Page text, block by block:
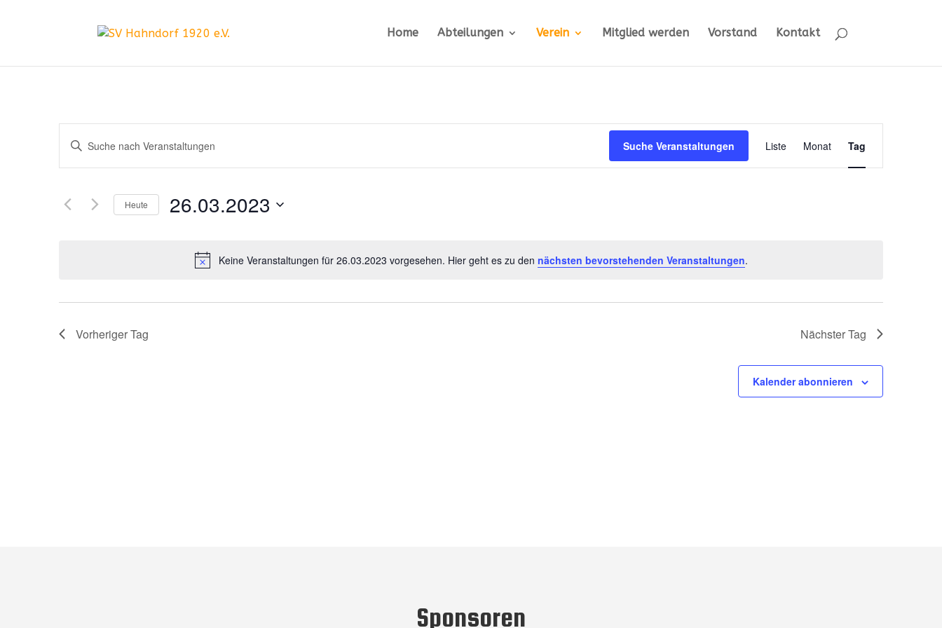
Home Abteilungen Verein Mitglied werden Vorstand Kontakt
Hinweis
Keine Veranstaltungen für 26.03.2023 vorgesehen. Hier geht es zu den nächsten bevorstehenden Veranstaltungen.
Veranstaltungen
Suche
und
Ansichten,
Bitte
Suche
Suche Veranstaltungen Liste Monat Tag
Heute 26.03.2023
Vorheriger Tag Nächster Tag
Kalender abonnieren
Sponsoren